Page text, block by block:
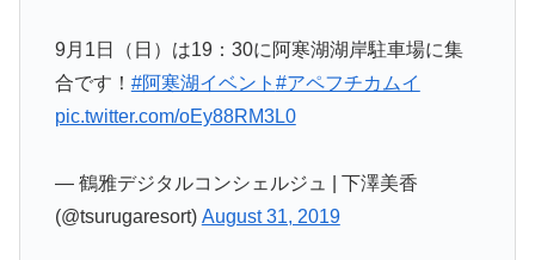
9月1日（日）は19：30に阿寒湖湖岸駐車場に集
合です！ #阿寒湖イベント #アペフチカムイ
pic.twitter.com/oEy88RM3L0
— 鶴雅デジタルコンシェルジュ | 下澤美香
(@tsurugaresort) August 31, 2019